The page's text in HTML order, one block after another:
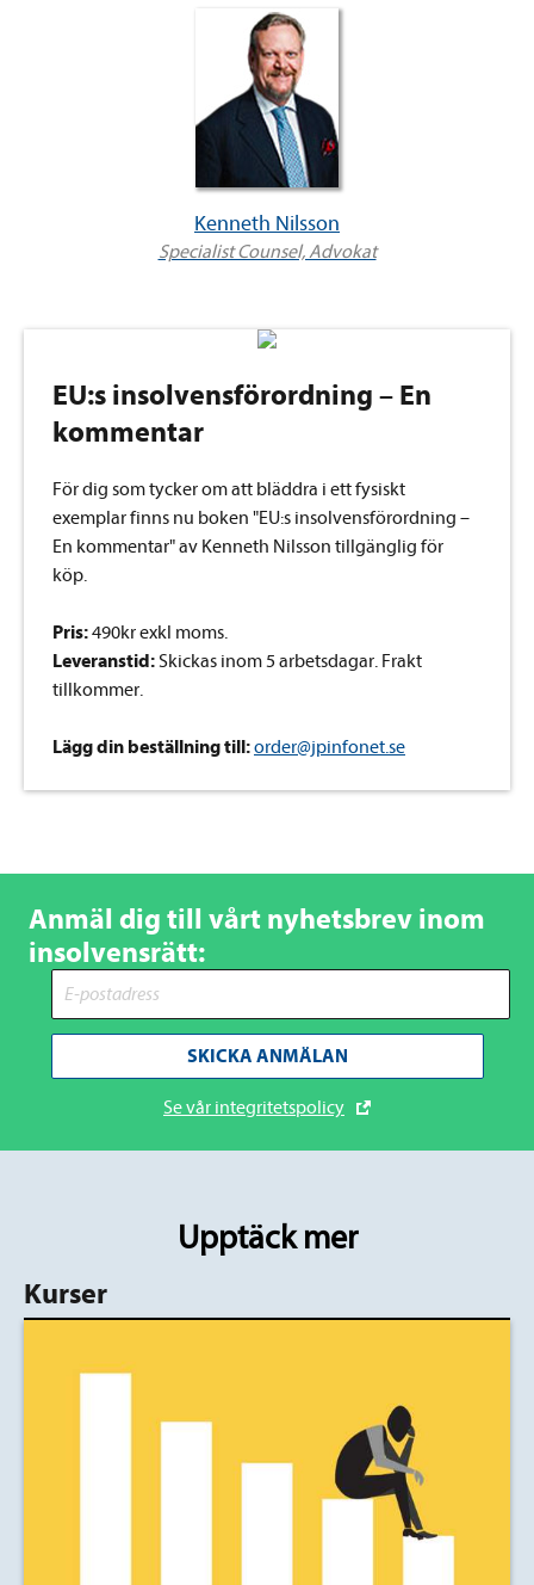
Kenneth Nilsson
Specialist Counsel, Advokat
EU:s insolvensförordning – En
kommentar
För dig som tycker om att bläddra i ett fysiskt
exemplar finns nu boken "EU:s insolvensförordning –
En kommentar" av Kenneth Nilsson tillgänglig för
köp.
Pris:490kr exkl moms.
Leveranstid:Skickas inom 5 arbetsdagar. Frakt
tillkommer.
Lägg din beställning till:order@jpinfonet.se
Anmäl dig till vårt nyhetsbrev inom
insolvensrätt:
SKICKA ANMÄLAN
Se vår integritetspolicy
Upptäck mer
Kurser